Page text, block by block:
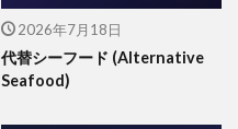
2026年7月18日
代替シーフード (Alternative
Seafood)